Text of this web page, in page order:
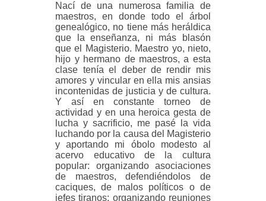
Nací de una numerosa familia de
maestros, en donde todo el árbol
genealógico, no tiene más heráldica
que la enseñanza, ni más blasón
que el Magisterio. Maestro yo, nieto,
hijo y hermano de maestros, a esta
clase tenía el deber de rendir mis
amores y vincular en ella mis ansias
incontenidas de justicia y de cultura.
Y así en constante torneo de
actividad y en una heroica gesta de
lucha y sacrificio, me pasé la vida
luchando por la causa del Magisterio
y aportando mi óbolo modesto al
acervo educativo de la cultura
popular: organizando asociaciones
de maestros, defendiéndolos de
caciques, de malos políticos o de
jefes tiranos; organizando reuniones